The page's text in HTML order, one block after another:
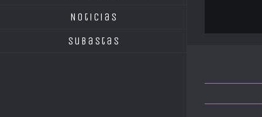
Noticias
Subastas